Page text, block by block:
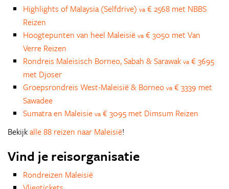
Highlights of Malaysia (Selfdrive) va € 2568 met NBBS
Reizen
Hoogtepunten van heel Maleisië va € 3050 met Van
Verre Reizen
Rondreis Maleisisch Borneo, Sabah & Sarawak va € 3695
met Djoser
Groepsrondreis West-Maleisië & Borneo va € 3339 met
Sawadee
Sumatra en Maleisie va € 3095 met Dimsum Reizen
Bekijkalle 88 reizen naar Maleisië!
Vind je reisorganisatie
Rondreizen Maleisië